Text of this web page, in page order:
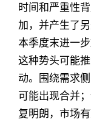
时间和严重性
加，并产生了
本季度末进一
这种势头可能
动。围绕需求
可能出现合并
复明朗，市场